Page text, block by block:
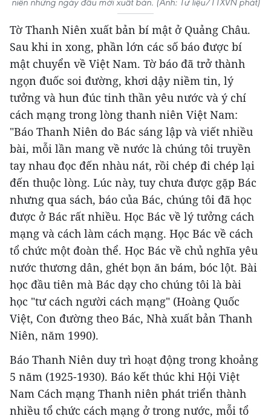
Tờ Thanh Niên xuất bản bí mật ở Quảng Châu.
Sau khi in xong, phần lớn các số báo được bí
mật chuyển về Việt Nam. Tờ báo đã trở thành
ngọn đuốc soi đường, khơi dậy niềm tin, lý
tưởng và hun đúc tinh thần yêu nước và ý chí
cách mạng trong lòng thanh niên Việt Nam:
"Báo Thanh Niên do Bác sáng lập và viết nhiều
bài, mỗi lần mang về nước là chúng tôi truyền
tay nhau đọc đến nhàu nát, rồi chép đi chép lại
đến thuộc lòng. Lúc này, tuy chưa được gặp Bác
nhưng qua sách, báo của Bác, chúng tôi đã học
được ở Bác rất nhiều. Học Bác về lý tưởng cách
mạng và cách làm cách mạng. Học Bác về cách
tổ chức một đoàn thể. Học Bác về chủ nghĩa yêu
nước thương dân, ghét bọn ăn bám, bóc lột. Bài
học đầu tiên mà Bác dạy cho chúng tôi là bài
học "tư cách người cách mạng" (Hoàng Quốc
Việt, Con đường theo Bác, Nhà xuất bản Thanh
Niên, năm 1990).
Báo Thanh Niên duy trì hoạt động trong khoảng
5 năm (1925-1930). Báo kết thúc khi Hội Việt
Nam Cách mạng Thanh niên phát triển thành
nhiều tổ chức cách mạng ở trong nước, mỗi tổ